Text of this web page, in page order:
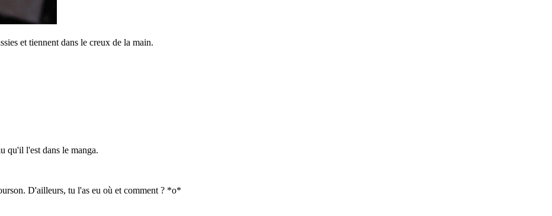
et tiennent dans le creux de la main.
qu'il l'est dans le manga.
D'ailleurs, tu l'as eu où et comment ? *o*